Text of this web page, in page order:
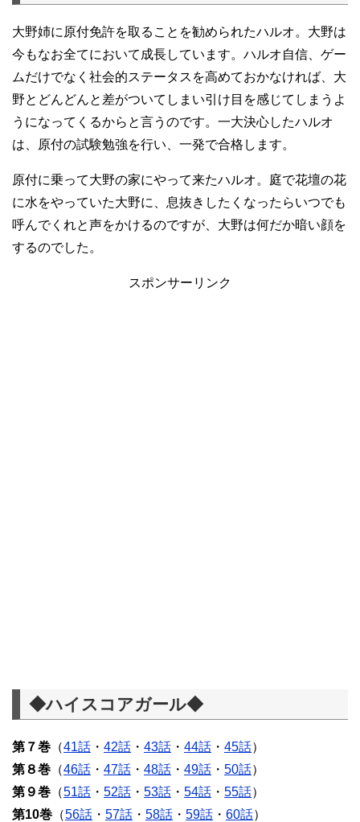
大野姉に原付免許を取ることを勧められたハルオ。大野は
今もなお全てにおいて成長しています。ハルオ自信、ゲー
ムだけでなく社会的ステータスを高めておかなければ、大
野とどんどんと差がついてしまい引け目を感じてしまうよ
うになってくるからと言うのです。一大決心したハルオ
は、原付の試験勉強を行い、一発で合格します。
原付に乗って大野の家にやって来たハルオ。庭で花壇の花
に水をやっていた大野に、息抜きしたくなったらいつでも
呼んでくれと声をかけるのですが、大野は何だか暗い顔を
するのでした。
スポンサーリンク
◆ハイスコアガール◆
第７巻 （41話 ・ 42話 ・ 43話 ・ 44話 ・ 45話）
第８巻 （46話 ・ 47話 ・ 48話 ・ 49話 ・ 50話）
第９巻 （51話 ・ 52話 ・ 53話 ・ 54話 ・ 55話）
第10巻 （56話 ・ 57話 ・ 58話 ・ 59話 ・ 60話）